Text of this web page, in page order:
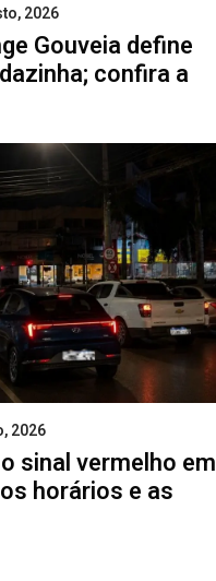
2026
Gouveia define
confira a
2026
sinal vermelho em
horários e as